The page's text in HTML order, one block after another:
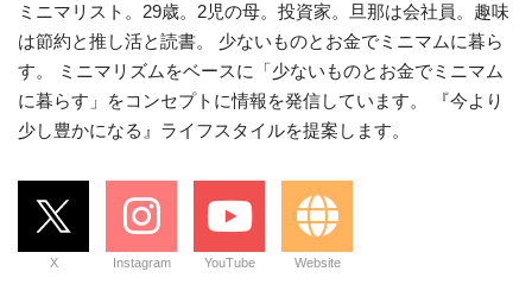
ミニマリスト。29歳。2児の母。投資家。旦那は会社員。趣味
は節約と推し活と読書。 少ないものとお金でミニマムに暮ら
す。 ミニマリズムをベースに「少ないものとお金でミニマム
に暮らす」をコンセプトに情報を発信しています。 『今より
少し豊かになる』ライフスタイルを提案します。
X Instagram YouTube Website